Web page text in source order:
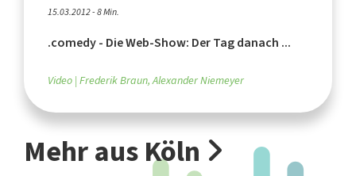
15.03.2012 - 8 Min.
.comedy - Die Web-Show: Der Tag danach ...
Video Frederik Braun, Alexander Niemeyer
Mehr aus Köln